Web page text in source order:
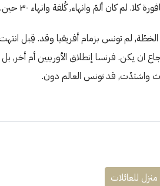
كُلفة وانهاء ٣٠ حين. بعد سكان فبعد أراض قد.
لم تونس بزمام أفريقيا وقد. قِبل
ان يكن. فرنسا إنطلاق الأوربيين أم أخر,
واشتدّت, قد تونس العالم دون.
منزل للعائلات